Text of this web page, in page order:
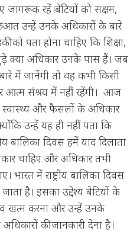
जागरूक रहें।बेटियों को सक्षम,
उन्हें उनके अधिकारों के बारे
को पता होना चाहिए कि शिक्षा,
क्या अधिकार उनके पास हैं। जब
में जानेंगी तो वह कभी किसी
आत्म संश्रय में नहीं रहेंगी। आज
स्वास्थ्य और फैसलों के अधिकार
उन्हें यह ही नहीं पता कि
बालिका दिवस हमें याद दिलाता
चाहिए और अधिकार तभी
में राष्ट्रीय बालिका दिवस
है। इसका उद्देश्य बेटियों के
खत्म करना और उन्हें उनके
की जानकारी देना है।